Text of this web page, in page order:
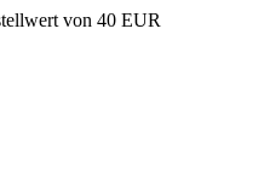
von 40 EUR